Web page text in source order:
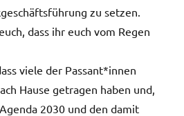
zu setzen.
dass ihr euch vom Regen
viele der Passant*innen
Hause getragen haben und,
2030 und den damit